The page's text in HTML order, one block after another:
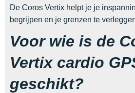
De Coros Vertix helpt je je
begrijpen en je grenzen te
Voor wie is de
Vertix cardio
geschikt?